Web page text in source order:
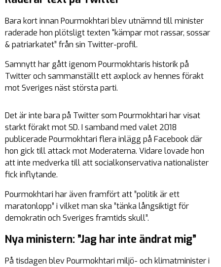
Bara kort innan Pourmokhtari blev utnämnd till minister
raderade hon plötsligt texten “kämpar mot rassar, sossar
& patriarkatet” från sin Twitter-profil.
Samnytt har gått igenom Pourmokhtaris historik på
Twitter och sammanställt ett axplock av hennes förakt
mot Sveriges näst största parti.
Det är inte bara på Twitter som Pourmokhtari har visat
starkt förakt mot SD. I samband med valet 2018
publicerade Pourmokhtari flera inlägg på Facebook där
hon gick till attack mot Moderaterna. Vidare lovade hon
att inte medverka till att socialkonservativa nationalister
fick inflytande.
Pourmokhtari har även framfört att ”politik är ett
maratonlopp” i vilket man ska ”tänka långsiktigt för
demokratin och Sveriges framtids skull”.
Nya ministern: ”Jag har inte ändrat mig”
På tisdagen blev Pourmokhtari miljö- och klimatminister i